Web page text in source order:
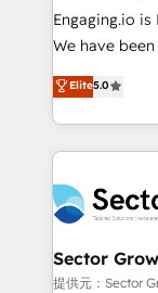
contratar e
fiscal no
Oferecemos
HubSpot que
empresas em
a maior
líder no
HubSpot.
Engaging.io is
We have
one of
capable Agency
complex
integrations,
businesses. Our teams are based in North America
and APAC. We are HubSpot's top-ranked Advanced
to their advisory council. We
Elite5.0
Sector
提供元：